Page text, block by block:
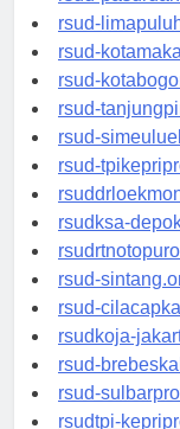
rsud-
rsud-
rsud-
rsud-
rsud-
rsud-
rsud-
rsudksa-
rsud-
rsud-
rsudkoja-
rsud-
rsud-